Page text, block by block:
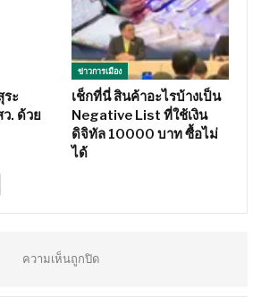
ระ
ว. ด้วย
ข่าวการเมือง
เช็กที่นี่ สินค้าอะไรบ้างเป็น
Negative List ที่ใช้เงิน
ดิจิทัล 10000 บาท ซื้อไม่
ได้
ความเห็นถูกปิด